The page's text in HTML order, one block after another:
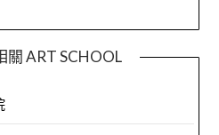
關 ART SCHOOL